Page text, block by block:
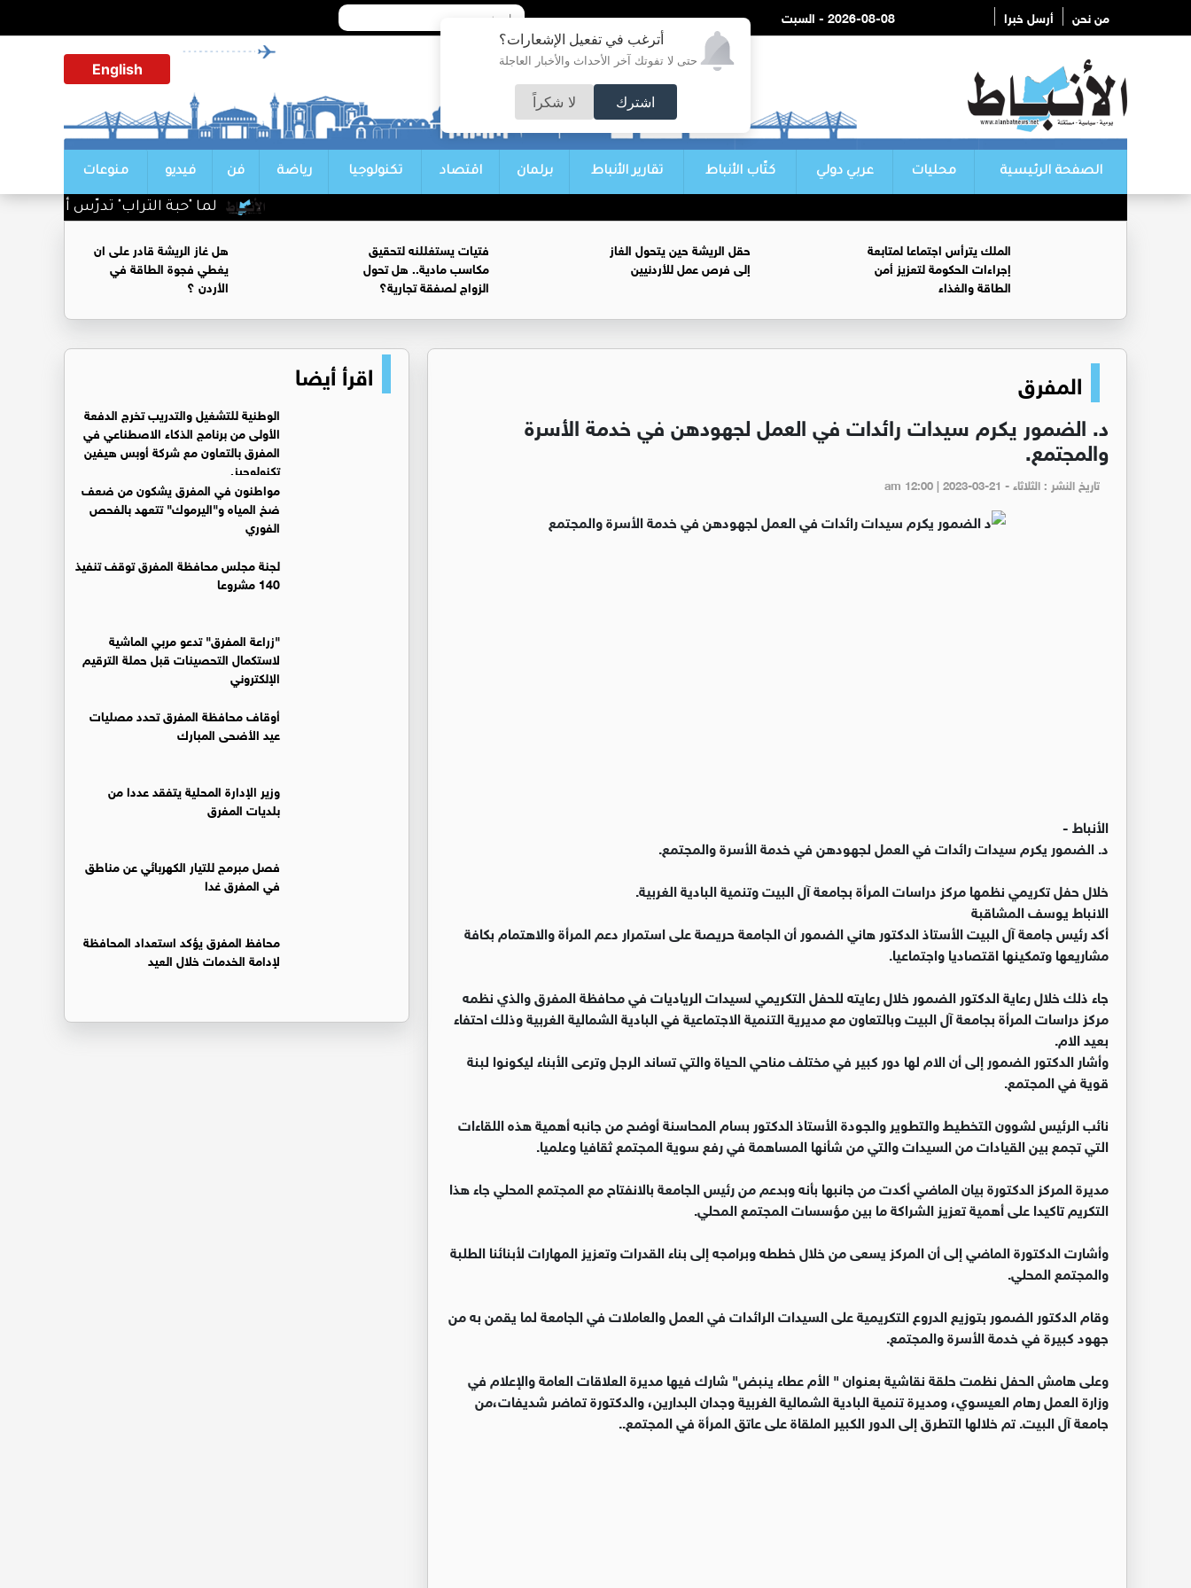
أترغب في تفعيل الإشعارات؟
حتى لا تفوتك آخر الأحداث والأخبار العاجلة
اشترك لا شكراً
من نحن أرسل خبرا 2026-08-08 - السبت
English
الصفحة الرئيسية محليات عربي دولي كتّاب الأنباط تقارير الأنباط برلمان اقتصاد تكنولوجيا رياضة فن فيديو منوعات
لما "حبة التراب" تدرّس أباطرة
الملك يترأس اجتماعا لمتابعة
إجراءات الحكومة لتعزيز أمن
الطاقة والغذاء
حقل الريشة حين يتحول الغاز
إلى فرص عمل للأردنيين
فتيات يستغللنه لتحقيق
مكاسب مادية.. هل تحول
الزواج لصفقة تجارية؟
هل غاز الريشة قادر على ان
يغطي فجوة الطاقة في
الأردن ؟
المفرق
د. الضمور يكرم سيدات رائدات في العمل لجهودهن في خدمة الأسرة
والمجتمع.
تاريخ النشر : الثلاثاء - am 12:00 | 2023-03-21
الأنباط -
د. الضمور يكرم سيدات رائدات في العمل لجهودهن في خدمة الأسرة والمجتمع.
خلال حفل تكريمي نظمها مركز دراسات المرأة بجامعة آل البيت وتنمية البادية الغربية.
الانباط يوسف المشاقبة
أكد رئيس جامعة آل البيت الأستاذ الدكتور هاني الضمور أن الجامعة حريصة على استمرار دعم المرأة والاهتمام بكافة
مشاريعها وتمكينها اقتصاديا واجتماعيا.
جاء ذلك خلال رعاية الدكتور الضمور خلال رعايته للحفل التكريمي لسيدات الرياديات في محافظة المفرق والذي نظمه
مركز دراسات المرأة بجامعة آل البيت وبالتعاون مع مديرية التنمية الاجتماعية في البادية الشمالية الغربية وذلك احتفاء
بعيد الام.
وأشار الدكتور الضمور إلى أن الام لها دور كبير في مختلف مناحي الحياة والتي تساند الرجل وترعى الأبناء ليكونوا لبنة
قوية في المجتمع.
نائب الرئيس لشوون التخطيط والتطوير والجودة الأستاذ الدكتور بسام المحاسنة أوضح من جانبه أهمية هذه اللقاءات
التي تجمع بين القيادات من السيدات والتي من شأنها المساهمة في رفع سوية المجتمع ثقافيا وعلميا.
مديرة المركز الدكتورة بيان الماضي أكدت من جانبها بأنه وبدعم من رئيس الجامعة بالانفتاح مع المجتمع المحلي جاء هذا
التكريم تاكيدا على أهمية تعزيز الشراكة ما بين مؤسسات المجتمع المحلي.
وأشارت الدكتورة الماضي إلى أن المركز يسعى من خلال خططه وبرامجه إلى بناء القدرات وتعزيز المهارات لأبنائنا الطلبة
والمجتمع المحلي.
وقام الدكتور الضمور بتوزيع الدروع التكريمية على السيدات الرائدات في العمل والعاملات في الجامعة لما يقمن به من
جهود كبيرة في خدمة الأسرة والمجتمع.
وعلى هامش الحفل نظمت حلقة نقاشية بعنوان " الأم عطاء ينبض" شارك فيها مديرة العلاقات العامة والإعلام في
وزارة العمل رهام العيسوي، ومديرة تنمية البادية الشمالية الغربية وجدان البدارين، والدكتورة تماضر شديفات،من
جامعة آل البيت. تم خلالها التطرق إلى الدور الكبير الملقاة على عاتق المرأة في المجتمع..
اقرأ أيضا
الوطنية للتشغيل والتدريب تخرج الدفعة
الأولى من برنامج الذكاء الاصطناعي في
المفرق بالتعاون مع شركة أوبس هيفين
تكنولوجيز.
مواطنون في المفرق يشكون من ضعف
ضخ المياه و"اليرموك" تتعهد بالفحص
الفوري
لجنة مجلس محافظة المفرق توقف تنفيذ
140 مشروعا
"زراعة المفرق" تدعو مربي الماشية
لاستكمال التحصينات قبل حملة الترقيم
الإلكتروني
أوقاف محافظة المفرق تحدد مصليات
عيد الأضحى المبارك
وزير الإدارة المحلية يتفقد عددا من
بلديات المفرق
فصل مبرمج للتيار الكهربائي عن مناطق
في المفرق غدا
محافظ المفرق يؤكد استعداد المحافظة
لإدامة الخدمات خلال العيد